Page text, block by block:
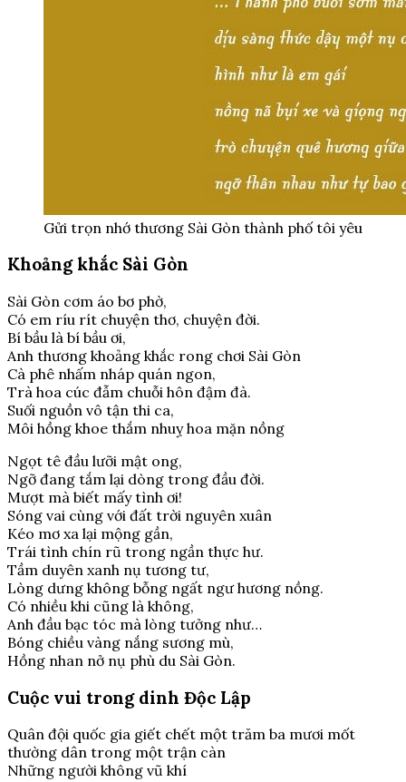
Gửi trọn nhớ thương Sài Gòn thành phố tôi yêu
Khoảng khắc Sài Gòn
Sài Gòn cơm áo bơ phờ,
Có em ríu rít chuyện thơ, chuyện đời.
Bí bầu là bí bầu ơi,
Anh thương khoảng khắc rong chơi Sài Gòn
Cà phê nhấm nháp quán ngon,
Trà hoa cúc đẫm chuỗi hôn đậm đà.
Suối nguồn vô tận thi ca,
Môi hồng khoe thắm nhuỵ hoa mặn nồng
Ngọt tê đầu lưỡi mật ong,
Ngỡ đang tắm lại dòng trong đầu đời.
Mượt mà biết mấy tình ơi!
Sóng vai cùng với đất trời nguyên xuân
Kéo mơ xa lại mộng gần,
Trái tình chín rũ trong ngần thực hư.
Tầm duyên xanh nụ tương tư,
Lòng dưng không bỗng ngất ngư hương nồng.
Có nhiều khi cũng là không,
Anh đầu bạc tóc mà lòng tưởng như…
Bóng chiều vàng nắng sương mù,
Hồng nhan nở nụ phù du Sài Gòn.
Cuộc vui trong dinh Độc Lập
Quân đội quốc gia giết chết một trăm ba mươi mốt
thường dân trong một trận càn
Những người không vũ khí